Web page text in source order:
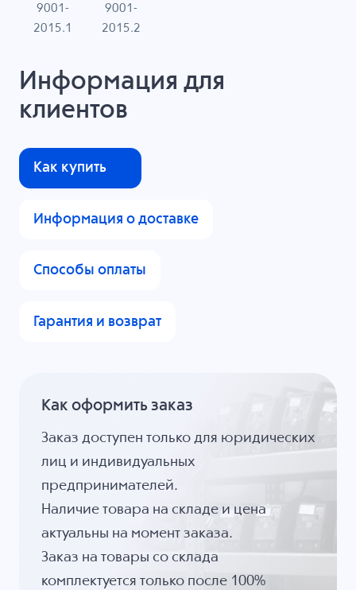
9001-
2015.1
9001-
2015.2
Информация для
клиентов
Как купить
Информация о доставке
Способы оплаты
Гарантия и возврат
Как оформить заказ
Заказ доступен только для юридических
лиц и индивидуальных
предпринимателей.
Наличие товара на складе и цена
актуальны на момент заказа.
Заказ на товары со склада
комплектуется только после 100%